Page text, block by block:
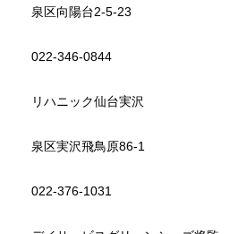
泉区向陽台2-5-23
022-346-0844
リハニック仙台実沢
泉区実沢飛鳥原86-1
022-376-1031